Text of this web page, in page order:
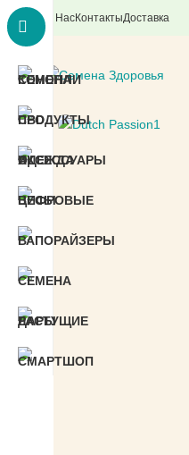
О НасКонтактыДоставка